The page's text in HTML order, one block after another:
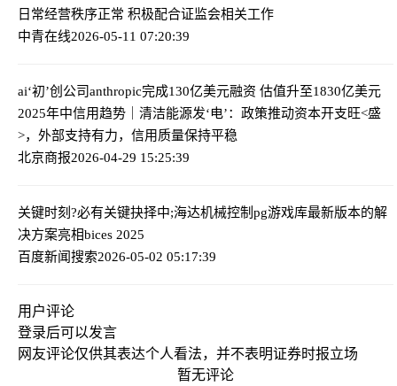
日常经营秩序正常 积极配合证监会相关工作
中青在线2026-05-11 07:20:39
ai‘初’创公司anthropic完成130亿美元融资 估值升至1830亿美元
2025年中信用趋势｜清洁能源发‘电’：政策推动资本开支旺<盛
>，外部支持有力，信用质量保持平稳
北京商报2026-04-29 15:25:39
关键时刻?必有关键抉择中;海达机械控制pg游戏库最新版本的解
决方案亮相bices 2025
百度新闻搜索2026-05-02 05:17:39
用户评论
登录后可以发言
网友评论仅供其表达个人看法，并不表明证券时报立场
暂无评论